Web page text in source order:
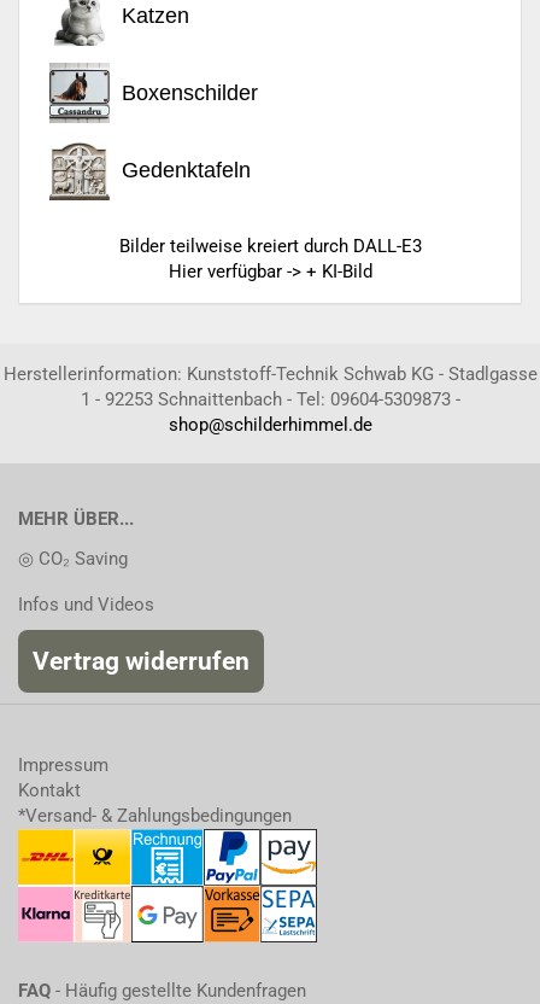
Katzen
Boxenschilder
Gedenktafeln
Bilder teilweise kreiert durch DALL-E3
Hier verfügbar -> + KI-Bild
Herstellerinformation: Kunststoff-Technik Schwab KG - Stadlgasse
1 - 92253 Schnaittenbach - Tel: 09604-5309873 -
shop@schilderhimmel.de
MEHR ÜBER...
◎ CO₂ Saving
Infos und Videos
Vertrag widerrufen
Impressum
Kontakt
*Versand- & Zahlungsbedingungen
FAQ - Häufig gestellte Kundenfragen